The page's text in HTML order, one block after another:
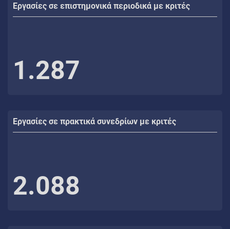
Εργασίες σε επιστημονικά περιοδικά με κριτές
1.287
Εργασίες σε πρακτικά συνεδρίων με κριτές
2.088